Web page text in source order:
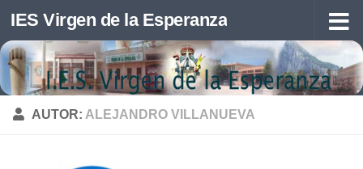
Saltar al contenido
IES Virgen de la Esperanza
AUTOR: ALEJANDRO VILLANUEVA